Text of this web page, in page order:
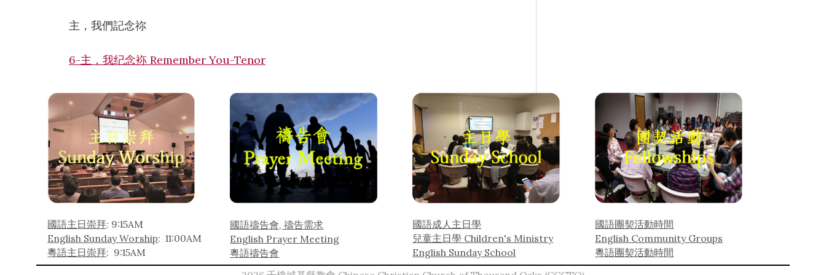
主，我們記念祢
6-主，我纪念袮 Remember You-Tenor
國語主日崇拜: 9:15AM
English Sunday Worship: 11:00AM
粵語主日崇拜: 9:15AM
國語禱告會, 禱告需求
English Prayer Meeting
粵語禱告會
國語成人主日學
兒童主日學 Children's Ministry
English Sunday School
國語團契活動時間
English Community Groups
粵語團契活動時間